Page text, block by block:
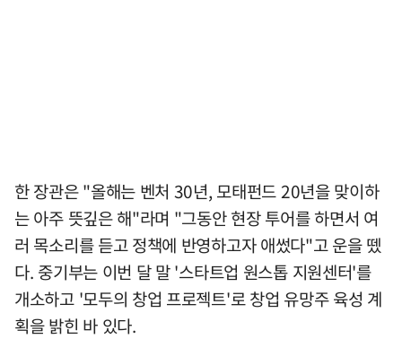
한 장관은 "올해는 벤처 30년, 모태펀드 20년을 맞이하
는 아주 뜻깊은 해"라며 "그동안 현장 투어를 하면서 여
러 목소리를 듣고 정책에 반영하고자 애썼다"고 운을 뗐
다. 중기부는 이번 달 말 '스타트업 원스톱 지원센터'를
개소하고 '모두의 창업 프로젝트'로 창업 유망주 육성 계
획을 밝힌 바 있다.